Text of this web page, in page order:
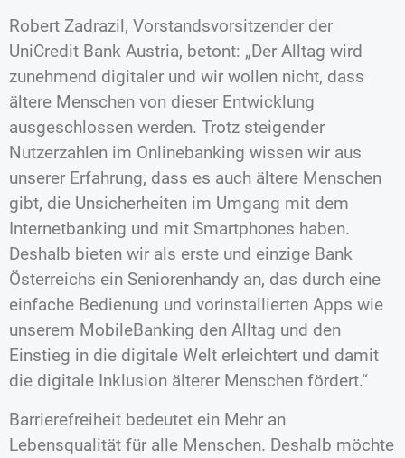
Robert Zadrazil, Vorstandsvorsitzender der
UniCredit Bank Austria, betont: „Der Alltag wird
zunehmend digitaler und wir wollen nicht, dass
ältere Menschen von dieser Entwicklung
ausgeschlossen werden. Trotz steigender
Nutzerzahlen im Onlinebanking wissen wir aus
unserer Erfahrung, dass es auch ältere Menschen
gibt, die Unsicherheiten im Umgang mit dem
Internetbanking und mit Smartphones haben.
Deshalb bieten wir als erste und einzige Bank
Österreichs ein Seniorenhandy an, das durch eine
einfache Bedienung und vorinstallierten Apps wie
unserem MobileBanking den Alltag und den
Einstieg in die digitale Welt erleichtert und damit
die digitale Inklusion älterer Menschen fördert.“
Barrierefreiheit bedeutet ein Mehr an
Lebensqualität für alle Menschen. Deshalb möchte